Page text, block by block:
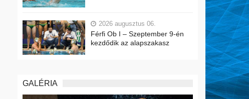
2026 augusztus 06.
Férfi Ob I – Szeptember 9-én
kezdődik az alapszakasz
GALÉRIA